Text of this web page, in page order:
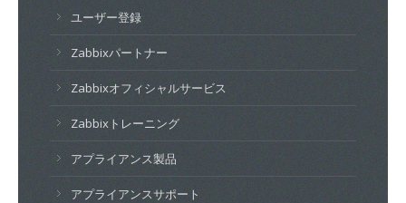
ユーザー登録
Zabbixパートナー
Zabbixオフィシャルサービス
Zabbixトレーニング
アプライアンス製品
アプライアンスサポート